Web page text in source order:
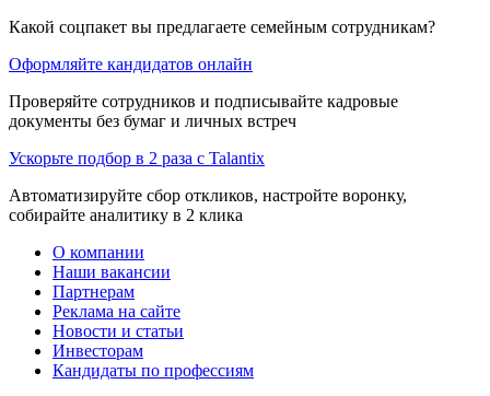
Какой соцпакет вы предлагаете семейным сотрудникам?
Оформляйте кандидатов онлайн
Проверяйте сотрудников и подписывайте кадровые
документы без бумаг и личных встреч
Ускорьте подбор в 2 раза с Talantix
Автоматизируйте сбор откликов, настройте воронку,
собирайте аналитику в 2 клика
О компании
Наши вакансии
Партнерам
Реклама на сайте
Новости и статьи
Инвесторам
Кандидаты по профессиям